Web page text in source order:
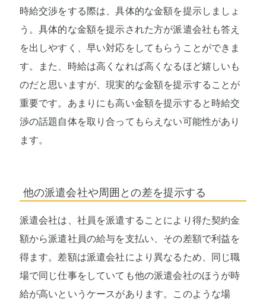
時給交渉をする際は、具体的な金額を提示しましょ
う。具体的な金額を提示された方が派遣会社も答え
を出しやすく、早い対応をしてもらうことができま
す。また、時給は高くなれば高くなるほど嬉しいも
のだと思いますが、現実的な金額を提示することが
重要です。あまりにも高い金額を提示すると時給交
渉の話題自体を取り合ってもらえない可能性があり
ます。
他の派遣会社や周囲との差を提示する
派遣会社は、社員を派遣することにより得た契約金
額から派遣社員の給与を支払い、その差額で利益を
得ます。差額は派遣会社により異なるため、同じ職
場で同じ仕事をしていても他の派遣会社のほうが時
給が高いというケースがあります。このような場